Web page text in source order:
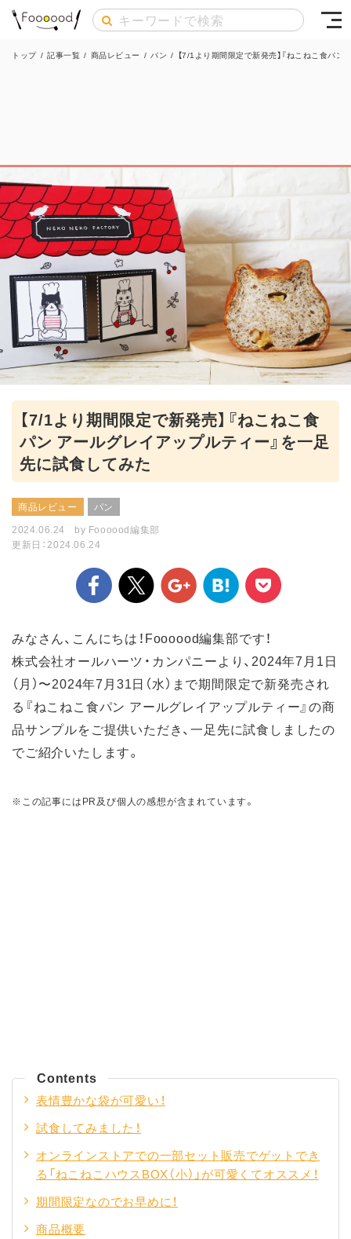
トップ / 記事一覧 / 商品レビュー / パン / 【7/1より期間限定で新発売】『ねこねこ食パ
【7/1より期間限定で新発売】『ねこねこ食
パン アールグレイアップルティー』を一足
先に試食してみた
商品レビュー
パン
2024.06.24
by Foooood編集部
更新日：2024.06.24
みなさん、こんにちは！Foooood編集部です！
株式会社オールハーツ・カンパニーより、2024年7月1⽇
（月）〜2024年7月31日（水）まで期間限定で新発売され
る『ねこねこ食パン アールグレイアップルティー』の商
品サンプルをご提供いただき、一足先に試食しましたの
でご紹介いたします。
※この記事にはPR及び個人の感想が含まれています。
Contents
表情豊かな袋が可愛い！
試食してみました！
オンラインストアでの一部セット販売でゲットでき
る「ねこねこハウスBOX（小）」が可愛くてオススメ！
期間限定なのでお早めに！
商品概要